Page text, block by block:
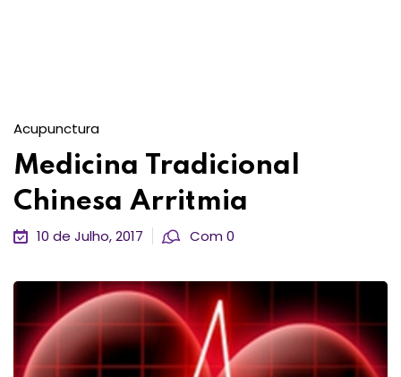
Acupunctura
Medicina Tradicional
Chinesa Arritmia
10 de Julho, 2017 Com 0